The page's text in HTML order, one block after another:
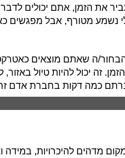
את הזמן, אתם יכולים
נשמע מטורף, אבל מפגשים
ה שאתם מוצאים
זה יכול להיות טיול
כמה דקות בחברת אדם
מדהים להיכרויות,